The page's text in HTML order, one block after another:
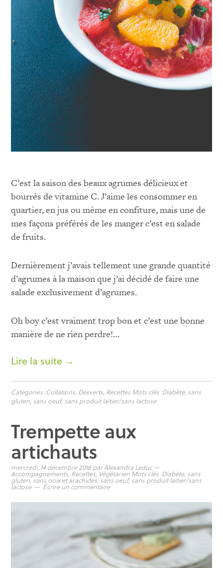
C’est la saison des beaux agrumes délicieux et
bourrés de vitamine C. J’aime les consommer en
quartier, en jus ou même en confiture, mais une de
mes façons préférés de les manger c’est en salade
de fruits.
Dernièrement j’avais tellement une grande quantité
d’agrumes à la maison que j’ai décidé de faire une
salade exclusivement d’agrumes.
Oh boy c’est vraiment trop bon et c’est une bonne
manière de ne rien perdre!…
Lire la suite →
Catégories :Collations, Desserts, Recettes Mots clés :Diabète, sans
gluten, sans oeuf, sans produit laitier/sans lactose
Trempette aux
artichauts
mercredi, 14 décembre 2016 parAlexandra Leduc —
Accompagnements, Recettes, Végétarien Mots clés :Diabète, sans
gluten,sans noix et arachides, sans oeuf, sans produit laitier/sans
lactose Écrire un commentaire